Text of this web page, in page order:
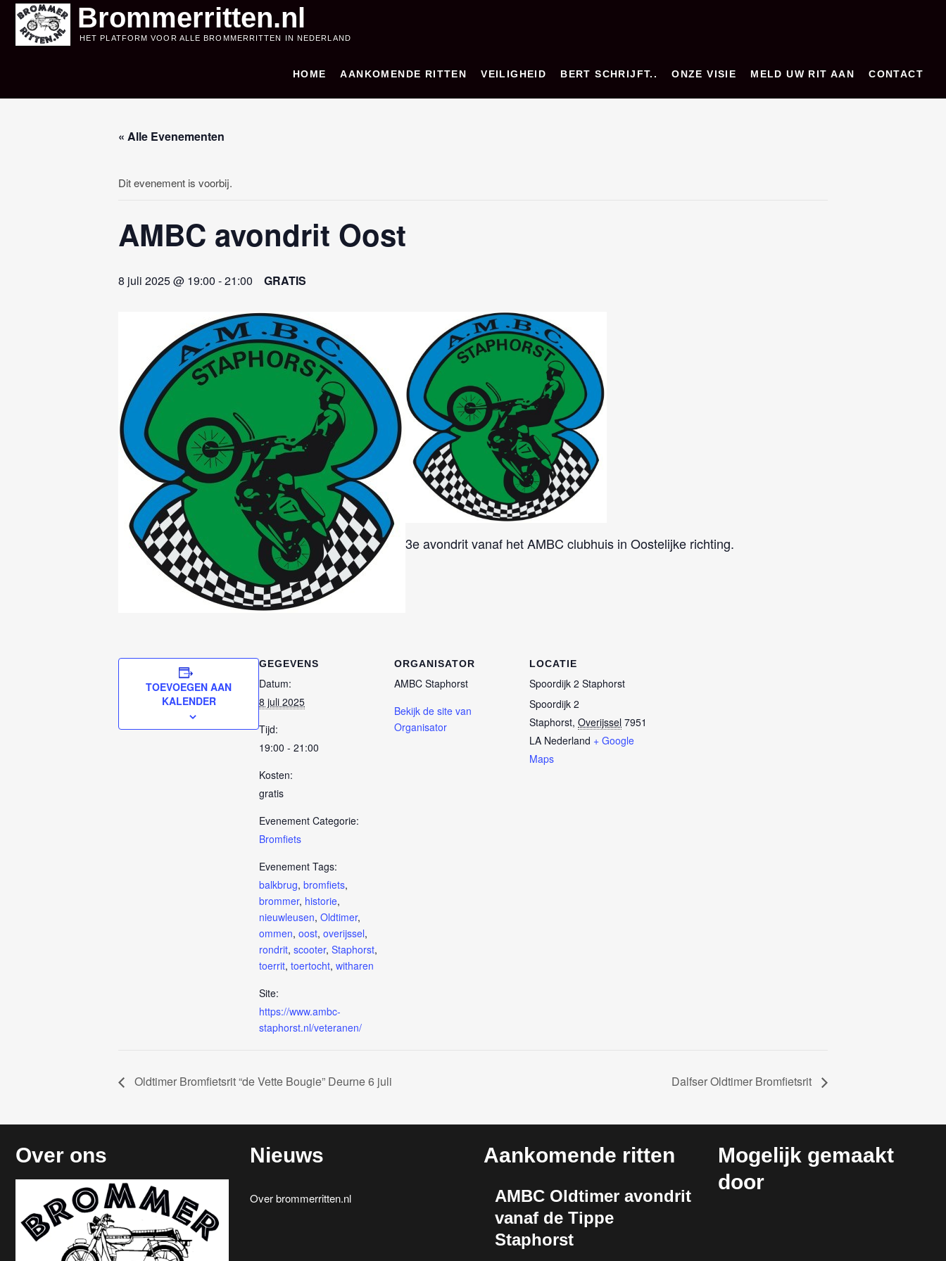
Skip
content
Brommerritten.nl
HET PLATFORM VOOR ALLE BROMMERRITTEN IN NEDERLAND
HOME AANKOMENDE RITTEN VEILIGHEID BERT SCHRIJFT.. ONZE VISIE MELD UW RIT AAN CONTACT
« Alle Evenementen
Dit evenement is voorbij.
AMBC avondrit Oost
8 juli 2025 @ 19:00 -21:00 GRATIS
3e avondrit vanaf het AMBC clubhuis in Oostelijke richting.
TOEVOEGEN AAN
KALENDER
GEGEVENS
Datum:
8 juli 2025
Tijd:
19:00 - 21:00
Kosten:
gratis
Evenement Categorie:
Bromfiets
Evenement Tags:
balkbrug, bromfiets,
brommer, historie,
nieuwleusen, Oldtimer,
ommen, oost, overijssel,
rondrit, scooter, Staphorst,
toerrit, toertocht, witharen
Site:
https://www.ambc-
staphorst.nl/veteranen/
ORGANISATOR
AMBC Staphorst
Bekijk de site van
Organisator
LOCATIE
Spoordijk 2 Staphorst
Spoordijk 2
Staphorst, Overijssel 7951
LA Nederland + Google
Maps
Oldtimer Bromfietsrit “de Vette Bougie” Deurne 6 juli Dalfser Oldtimer Bromfietsrit
Over ons Nieuws
Over brommerritten.nl
Aankomende ritten
AMBC Oldtimer avondrit
vanaf de Tippe
Staphorst
Mogelijk gemaakt
door